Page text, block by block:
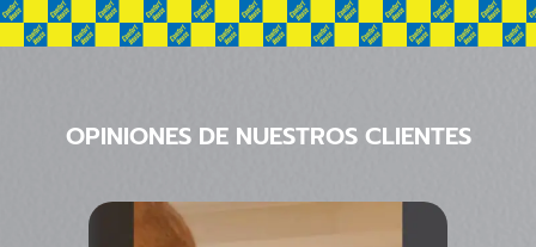
OPINIONES DE NUESTROS CLIENTES